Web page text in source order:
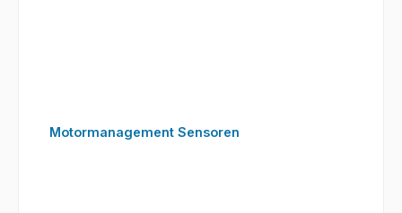
Motormanagement Sensoren